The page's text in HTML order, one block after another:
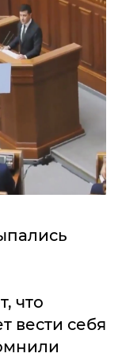
что
вести себя